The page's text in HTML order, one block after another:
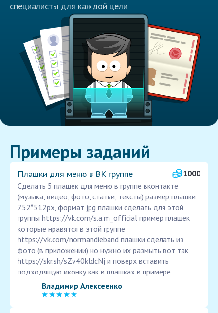
специалисты для каждой цели
Примеры заданий
Плашки для меню в ВК группе
1000
Сделать 5 плашек для меню в группе вконтакте
(музыка, видео, фото, статьи, тексты) размер плашки
752*512px, формат jpg плашки сделать для этой
группы https://vk.com/s.a.m_official пример плашек
которые нравятся в этой группе
https://vk.com/normandieband плашки сделать из
фото (в приложении) но нужно их размыть вот так
https://skr.sh/sZv40kldcNj и поверх вставить
подходящую иконку как в плашках в примере
Владимир Алексеенко